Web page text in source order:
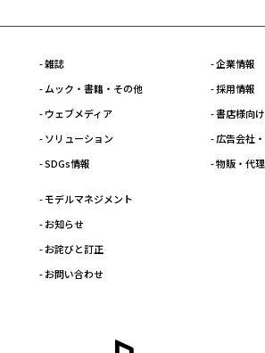
- 雑誌
- ムック・書籍・その他
- ウェブメディア
- ソリューション
- SDGs情報
- 企業情報
- 採用情報
- 書店様向け
- 広告会社
- 物販・代
- モデルマネジメント
- お知らせ
- お詫びと訂正
- お問い合わせ